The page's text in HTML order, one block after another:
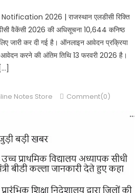
2026 | राजस्थान एलडीसी रिक्ति
वैकेंसी 2026 की अधिसूचना 10,644 कनिष्ठ
जारी कर दी गई है। ऑनलाइन आवेदन प्रक्रिया
करने की अंतिम तिथि 13 फरवरी 2026 है।
Notes Store Comment(0)